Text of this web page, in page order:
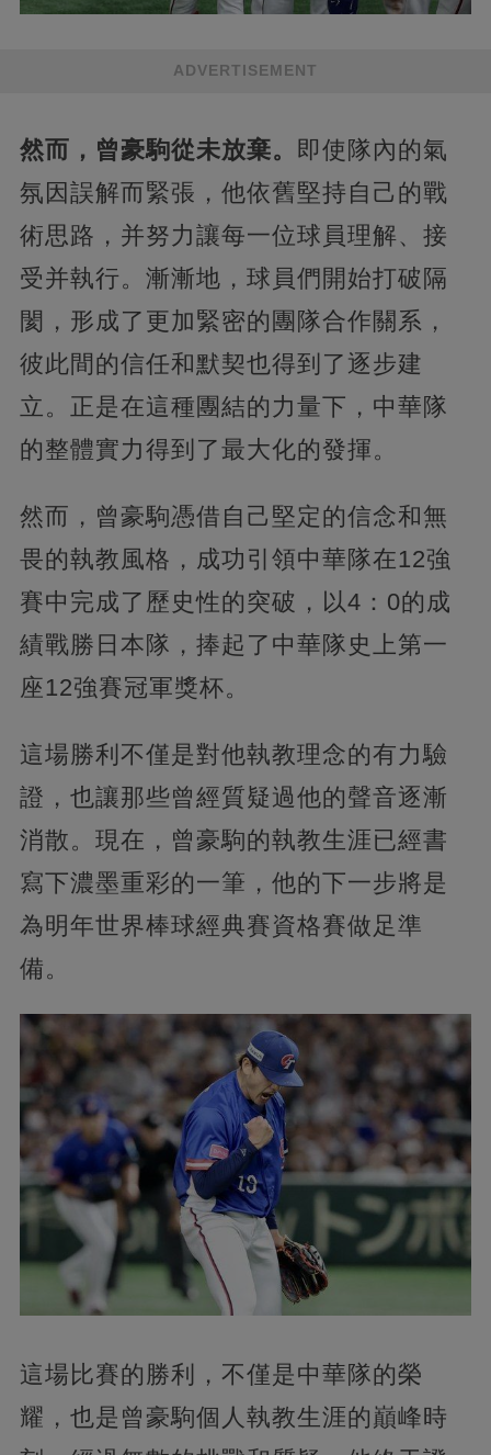
ADVERTISEMENT
然而，曾豪駒從未放棄。
即使隊內的氣
氛因誤解而緊張，他依舊堅持自己的戰
術思路，并努力讓每一位球員理解、接
受并執行。漸漸地，球員們開始打破隔
閡，形成了更加緊密的團隊合作關系，
彼此間的信任和默契也得到了逐步建
立。正是在這種團結的力量下，中華隊
的整體實力得到了最大化的發揮。
然而，曾豪駒憑借自己堅定的信念和無
畏的執教風格，成功引領中華隊在12強
賽中完成了歷史性的突破，以4：0的成
績戰勝日本隊，捧起了中華隊史上第一
座12強賽冠軍獎杯。
這場勝利不僅是對他執教理念的有力驗
證，也讓那些曾經質疑過他的聲音逐漸
消散。現在，曾豪駒的執教生涯已經書
寫下濃墨重彩的一筆，他的下一步將是
為明年世界棒球經典賽資格賽做足準
備。
這場比賽的勝利，不僅是中華隊的榮
耀，也是曾豪駒個人執教生涯的巔峰時